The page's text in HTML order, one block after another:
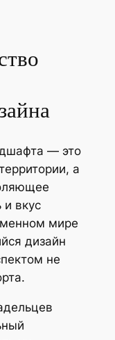
— это
а
и вкус
мире
дизайн
не